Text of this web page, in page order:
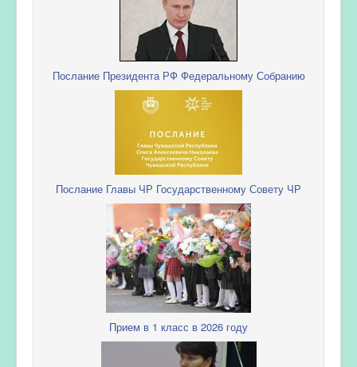
Послание Президента РФ Федеральному Собранию
Послание Главы ЧР Государственному Совету ЧР
Прием в 1 класс в 2026 году